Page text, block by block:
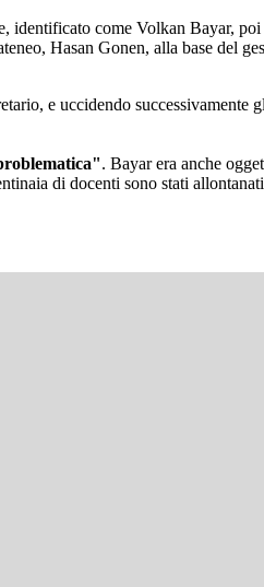
identificato come Volkan Bayar,
Hasan Gonen, alla base del
e uccidendo successivamente
. Bayar era anche
di docenti sono stati